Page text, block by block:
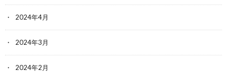
2024年4月
2024年3月
2024年2月